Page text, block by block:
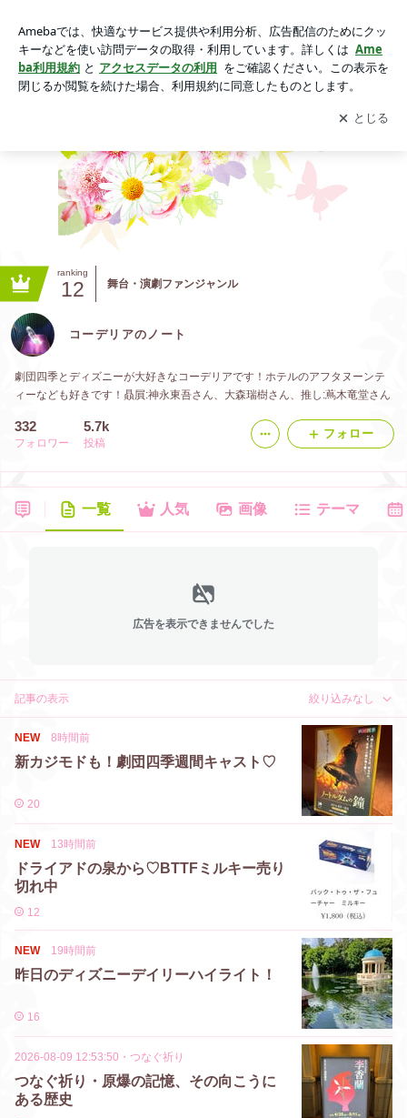
アプリをダウンロードして ブログの更新通知
を受け取りまし
ょう。
開く
ranking
12 舞台・演劇ファンジャンル
コーデリアのノート
劇団四季とディズニーが大好きなコーデリアです！ホテルのアフタヌーンテ
ィーなども好きです！贔屓:神永東吾さん、大森瑞樹さん、推し:蔦木竜堂さん
332
フォロワー
5.7k
投稿
フォロー
一覧 人気 画像 テーマ
広告を表示できませんでした
記事の表示 絞り込みなし
NEW 8時間前
新カジモドも！劇団四季週間キャスト♡
20
NEW 13時間前
ドライアドの泉から♡BTTFミルキー売り
切れ中
12
NEW 19時間前
昨日のディズニーデイリーハイライト！
16
2026-08-09 12:53:50 ・ つなぐ祈り
つなぐ祈り・原爆の記憶、その向こうに
ある歴史